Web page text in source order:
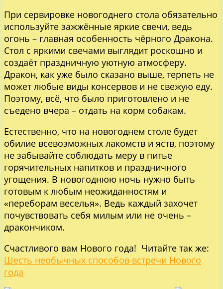
При сервировке новогоднего стола обязательно
используйте зажжённые яркие свечи, ведь
огонь – главная особенность чёрного Дракона.
Стол с яркими свечами выглядит роскошно и
создаёт праздничную уютную атмосферу.
Дракон, как уже было сказано выше, терпеть не
может любые виды консервов и не свежую еду.
Поэтому, всё, что было приготовлено и не
съедено вчера – отдать на корм собакам.
Естественно, что на новогоднем столе будет
обилие всевозможных лакомств и яств, поэтому
не забывайте соблюдать меру в питье
горячительных напитков и праздничного
угощения. В новогоднюю ночь нужно быть
готовым к любым неожиданностям и
«переборам веселья». Ведь каждый захочет
почувствовать себя милым или не очень –
дракончиком.
Счастливого вам Нового года! Читайте так же:
Шесть необычных способов встречи Нового
года